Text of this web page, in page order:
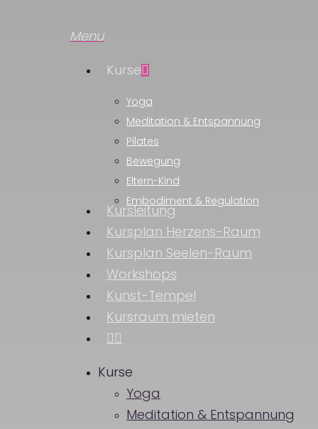
Menu
Kurse
Yoga
Meditation & Entspannung
Pilates
Bewegung
Eltern-Kind
Embodiment & Regulation
Kursleitung
Kursplan Herzens-Raum
Kursplan Seelen-Raum
Workshops
Kunst-Tempel
Kursraum mieten
instagram
Kurse
Yoga
Meditation & Entspannung